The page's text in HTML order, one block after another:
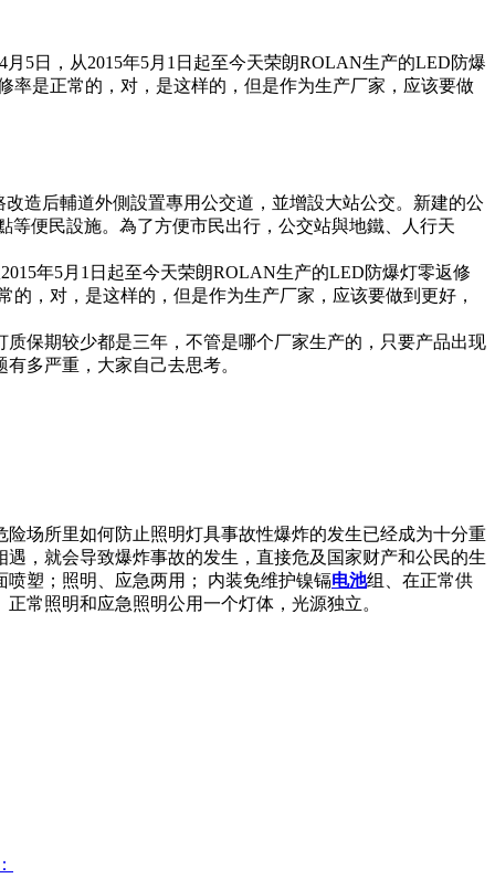
5日，从2015年5月1日起至今天荣朗ROLAN生产的LED防爆
率是正常的，对，是这样的，但是作为生产厂家，应该要做
造后輔道外側設置專用公交道，並增設大站公交。新建的公
便民設施。為了方便市民出行，公交站與地鐵、人行天
年5月1日起至今天荣朗ROLAN生产的LED防爆灯零返修
，对，是这样的，但是作为生产厂家，应该要做到更好，
保期较少都是三年，不管是哪个厂家生产的，只要产品出现
多严重，大家自己去思考。
场所里如何防止照明灯具事故性爆炸的发生已经成为十分重
，就会导致爆炸事故的发生，直接危及国家财产和公民的生
喷塑；照明、应急两用； 内装免维护镍镉电池组、在正常供
常照明和应急照明公用一个灯体，光源独立。